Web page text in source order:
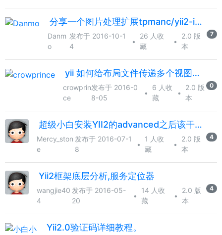
分享一个图片处理扩展tpmanc/yii2-imagick
Danm
o
发布于 2016-10-1
4
•
26 人收
藏
•
2.0 版
本
7
yii 如何给布局文件传递多个视图文件参数（多个参数）？
crowprin
ce
发布于 2016-0
8-05
•
6 人收
藏
•
2.0 版
本
0
超级小白安装YII2的advanced之后该干点啥
Mercy_ston
e
发布于 2016-07-1
8
•
1 人收
藏
•
2.0 版
本
4
Yii2框架底层分析,服务定位器
wangjie40
4
发布于 2016-05-
20
•
14 人收
藏
•
2.0 版
本
4
Yii2.0验证码详细教程。